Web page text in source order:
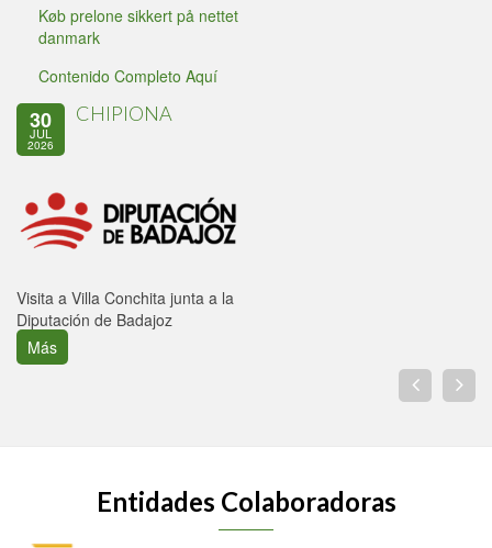
Køb prelone sikkert på nettet
danmark
Contenido Completo Aquí
30
JUL
2026
CHIPIONA
Visita a Villa Conchita junta a la
Diputación de Badajoz
Más
Entidades Colaboradoras